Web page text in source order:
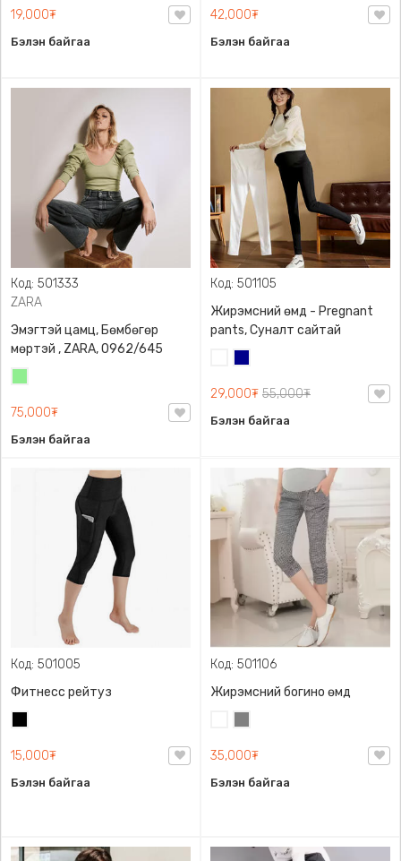
19,000₮
Бэлэн байгаа
42,000₮
Бэлэн байгаа
Код: 501333
ZARA
Эмэгтэй цамц, Бөмбөгөр
мөртэй , ZARA, 0962/645
75,000₮
Бэлэн байгаа
Код: 501105
Жирэмсний өмд - Pregnant
pants, Суналт сайтай
29,000₮ 55,000₮
Бэлэн байгаа
Код: 501005
Фитнесс рейтуз
15,000₮
Бэлэн байгаа
Код: 501106
Жирэмсний богино өмд
35,000₮
Бэлэн байгаа